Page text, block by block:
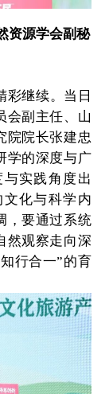
副秘
彩继续。当日
会副主任、山
院院长张建忠
学的深度与广
实践角度出
化与科学内
，要通过系统
然观察走向深
行合一”的育